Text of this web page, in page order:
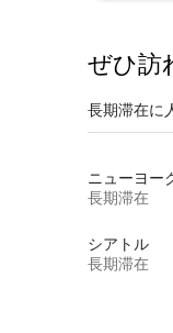
ぜひ訪⁠
長期滞在に
ニューヨー
長期滞在
シアトル
長期滞在